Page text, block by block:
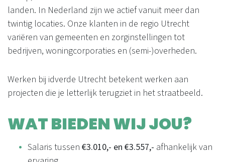
landen. In Nederland zijn we actief vanuit meer dan
twintig locaties. Onze klanten in de regio Utrecht
variëren van gemeenten en zorginstellingen tot
bedrijven, woningcorporaties en (semi-)overheden.
Werken bij idverde Utrecht betekent werken aan
projecten die je letterlijk terugziet in het straatbeeld.
WAT BIEDEN WIJ JOU?
Salaris tussen €3.010,- en €3.557,- afhankelijk van